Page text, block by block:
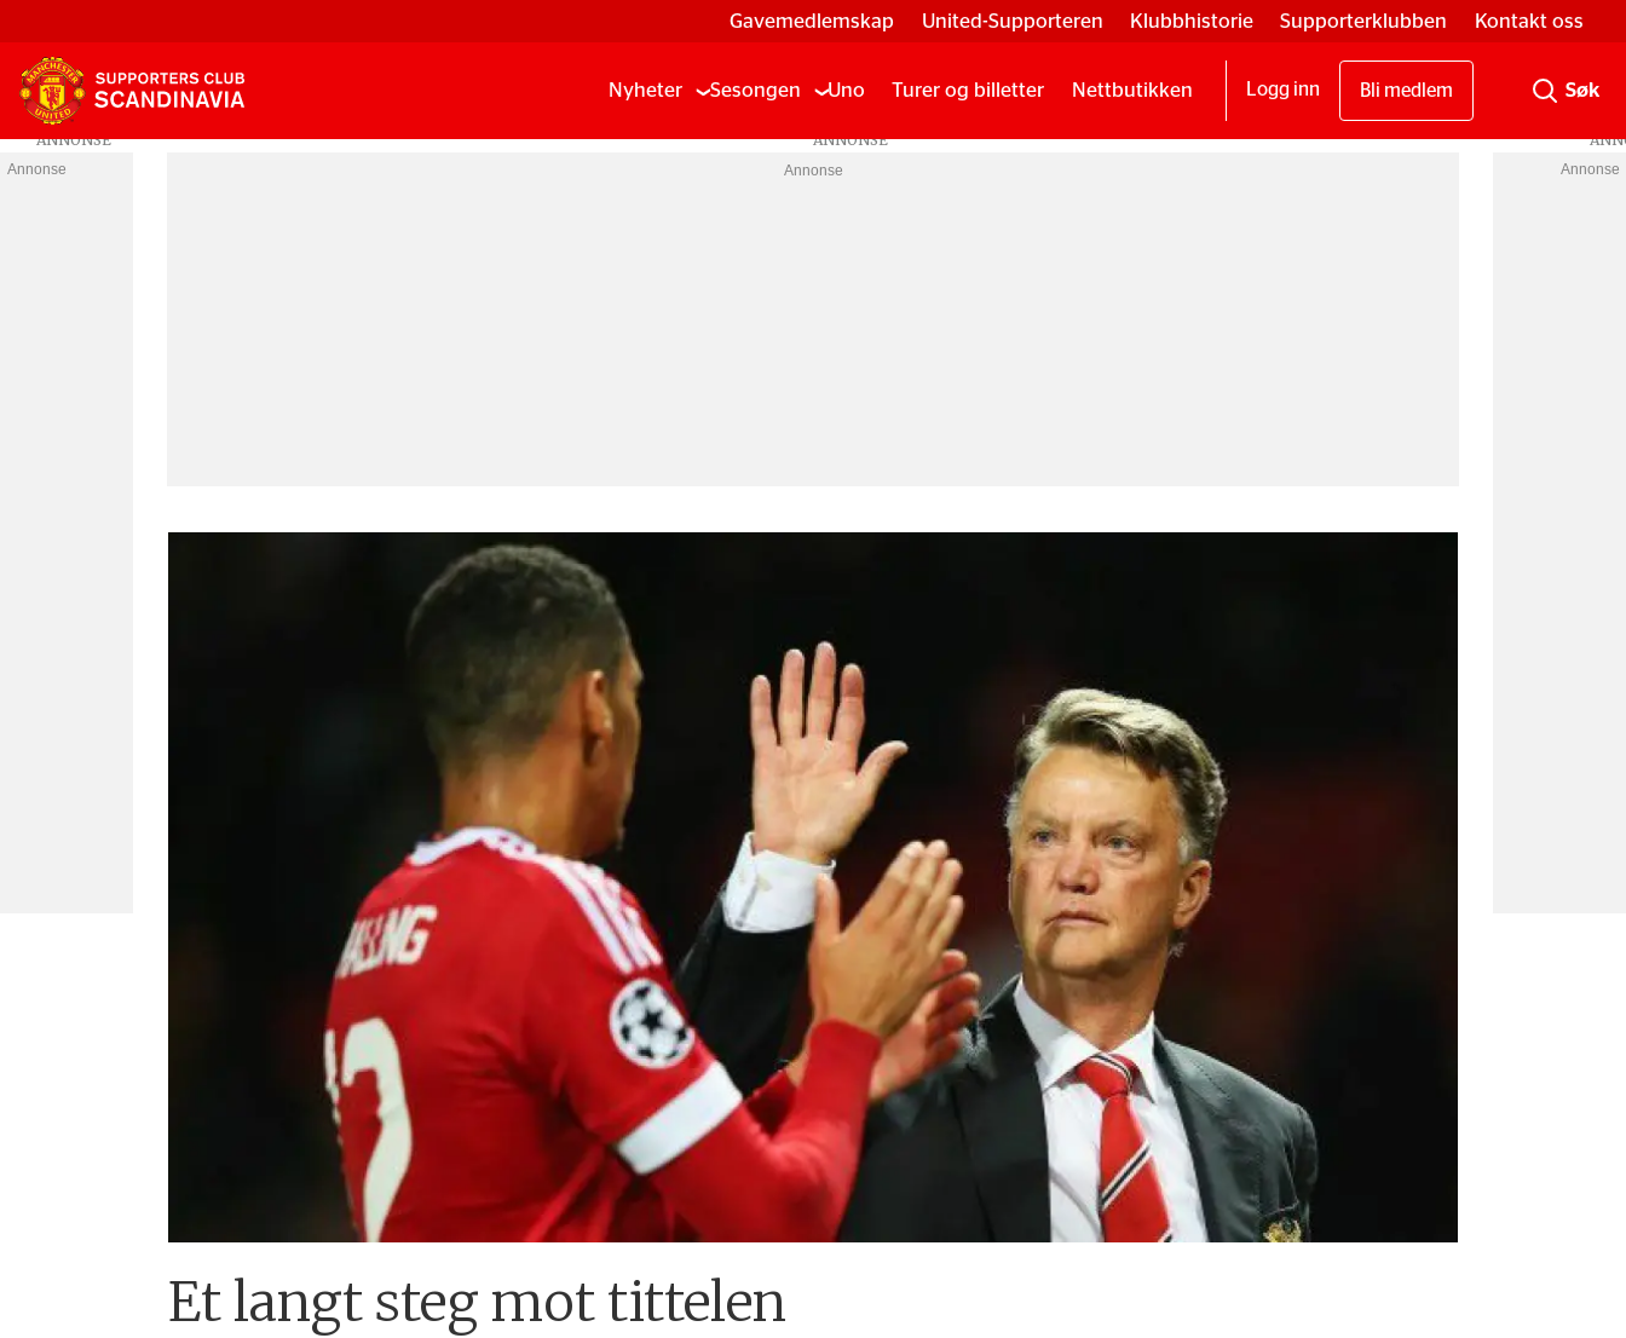
Gavemedlemskap United-Supporteren Klubbhistorie Supporterklubben Kontakt oss
Nyheter Sesongen Uno Turer og billetter Nettbutikken Logg inn Bli medlem
Annonse
Et langt steg mot tittelen
Annonse Annonse